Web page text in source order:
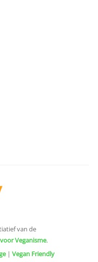
van de
Veganisme.
| Vegan Friendly